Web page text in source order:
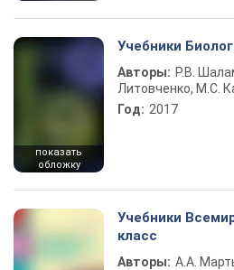
показать
обложку
Учебники
Авторы: Р.В.
Литовченко, М.С.
Год: 2017
Учебники
класс
Авторы: А.А.